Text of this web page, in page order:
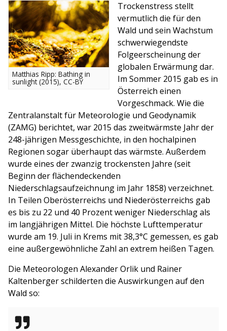
Matthias Ripp: Bathing in
sunlight (2015), CC-BY
Trockenstress stellt
vermutlich die für den
Wald und sein Wachstum
schwerwiegendste
Folgeerscheinung der
globalen Erwärmung dar.
Im Sommer 2015 gab es in
Österreich einen
Vorgeschmack. Wie die
Zentralanstalt für Meteorologie und Geodynamik
(ZAMG) berichtet, war 2015 das zweitwärmste Jahr der
248-jährigen Messgeschichte, in den hochalpinen
Regionen sogar überhaupt das wärmste. Außerdem
wurde eines der zwanzig trockensten Jahre (seit
Beginn der flächendeckenden
Niederschlagsaufzeichnung im Jahr 1858) verzeichnet.
In Teilen Oberösterreichs und Niederösterreichs gab
es bis zu 22 und 40 Prozent weniger Niederschlag als
im langjährigen Mittel. Die höchste Lufttemperatur
wurde am 19. Juli in Krems mit 38,3°C gemessen, es gab
eine außergewöhnliche Zahl an extrem heißen Tagen.
Die Meteorologen Alexander Orlik und Rainer
Kaltenberger schilderten die Auswirkungen auf den
Wald so: